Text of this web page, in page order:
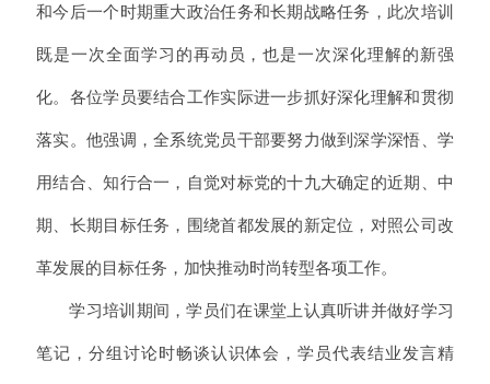
和今后一个时期重大政治任务和长期战略任务，此次培训
既是一次全面学习的再动员，也是一次深化理解的新强
化。各位学员要结合工作实际进一步抓好深化理解和贯彻
落实。他强调，全系统党员干部要努力做到深学深悟、学
用结合、知行合一，自觉对标党的十九大确定的近期、中
期、长期目标任务，围绕首都发展的新定位，对照公司改
革发展的目标任务，加快推动时尚转型各项工作。
学习培训期间，学员们在课堂上认真听讲并做好学习
笔记，分组讨论时畅谈认识体会，学员代表结业发言精